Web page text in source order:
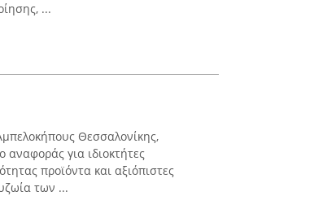
...
Θεσσαλονίκης,
αναφοράς για ιδιοκτήτες
προϊόντα και αξιόπιστες
των ...